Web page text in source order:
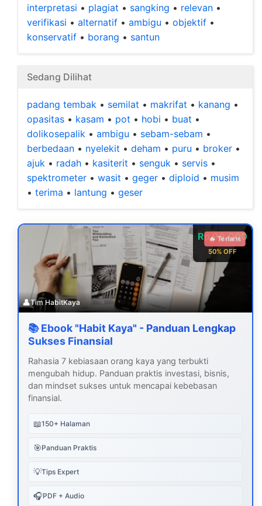
interpretasi • plagiat • sangking • relevan •
verifikasi • alternatif • ambigu • objektif •
konservatif • borang • santun
Sedang Dilihat
padang tembak • semilat • makrifat • kanang •
opasitas • kasam • pot • hobi • buat •
dolikosepalik • ambigu • sebam-sebam •
berbedaan • nyelekit • deham • puru • broker •
ajuk • radah • kasiterit • senguk • servis •
spektrometer • wasit • geger • diploid • musim
• terima • lantung • geser
Rp 99.000
50% OFF
🔥 Terlaris
👤Tim HabitKaya
📚 Ebook "Habit Kaya" - Panduan Lengkap
Sukses Finansial
Rahasia 7 kebiasaan orang kaya yang terbukti
mengubah hidup. Panduan praktis investasi, bisnis,
dan mindset sukses untuk mencapai kebebasan
finansial.
📖150+ Halaman
🎯Panduan Praktis
💡Tips Expert
🎧PDF + Audio